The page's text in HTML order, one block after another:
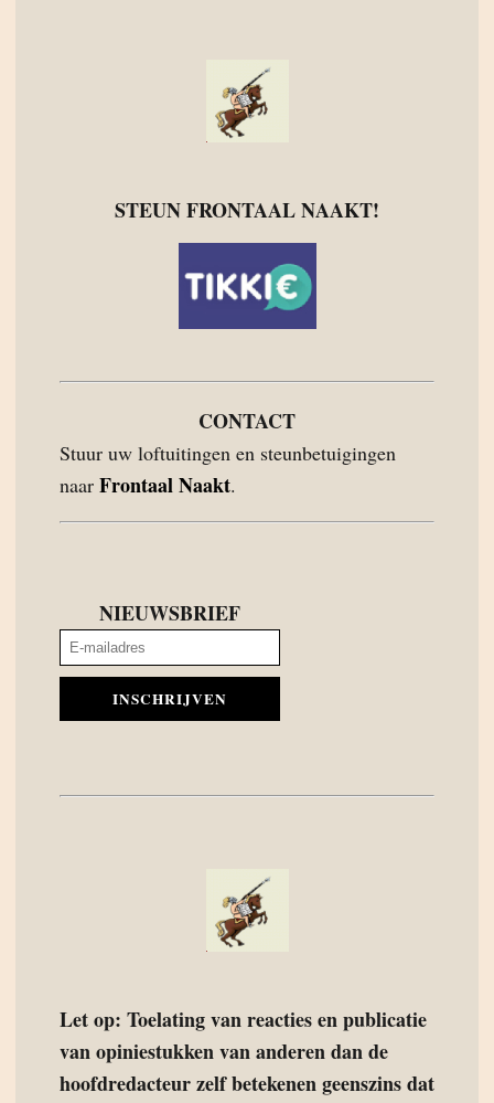
STEUN FRONTAAL NAAKT!
CONTACT
Stuur uw loftuitingen en steunbetuigingen
naar Frontaal Naakt.
NIEUWSBRIEF
INSCHRIJVEN
Let op: Toelating van reacties en publicatie
van opiniestukken van anderen dan de
hoofdredacteur zelf betekenen geenszins dat